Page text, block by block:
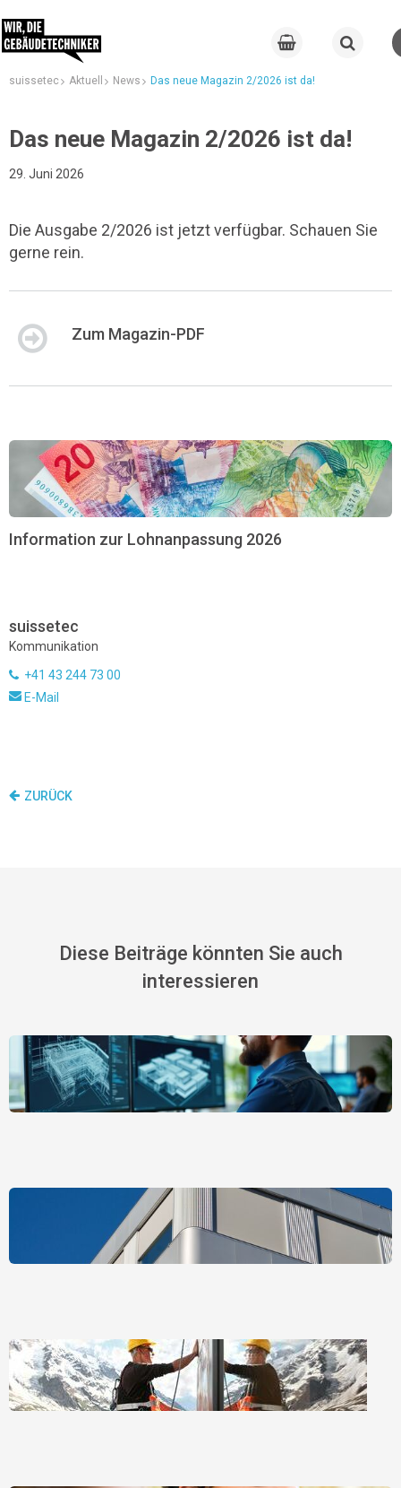
suissetec Aktuell News Das neue Magazin 2/2026 ist da!
Das neue Magazin 2/2026 ist da!
29. Juni 2026
Die Ausgabe 2/2026 ist jetzt verfügbar. Schauen Sie
gerne rein.
Zum Magazin-PDF
Information zur Lohnanpassung 2026
suissetec
Kommunikation
+41 43 244 73 00
E-Mail
ZURÜCK
Diese Beiträge könnten Sie auch
interessieren